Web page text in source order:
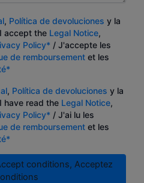
, Política de devoluciones y la
accept the Legal Notice,
Policy* / J'accepte les
de remboursementet les
, Política de devoluciones y la
have read the Legal Notice,
Policy* / J'ai lu les
de remboursementet les
conditions, Acceptez